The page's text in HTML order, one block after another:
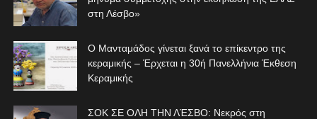
στη Λέσβο»
Ο Μανταμάδος γίνεται ξανά το επίκεντρο της
κεραμικής – Έρχεται η 30ή Πανελλήνια Έκθεση
Κεραμικής
ΣΟΚ ΣΕ ΟΛΗ ΤΗΝ ΛΈΣΒΟ: Νεκρός στη